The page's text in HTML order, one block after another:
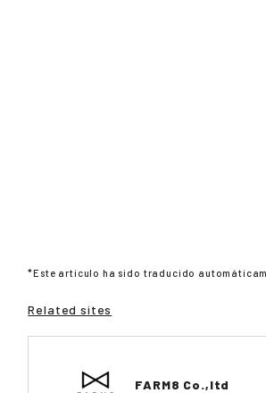
*Este artículo ha sido traducido
Related sites
FARM8 Co.,ltd